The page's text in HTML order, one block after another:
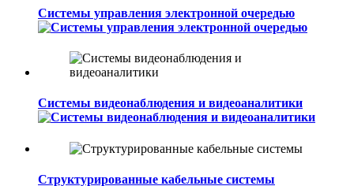
Системы управления электронной очередью
Системы видеонаблюдения и видеоаналитики
Структурированные кабельные системы